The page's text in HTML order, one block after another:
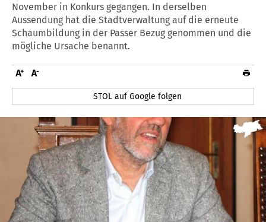
November in Konkurs gegangen. In derselben
Aussendung hat die Stadtverwaltung auf die erneute
Schaumbildung in der Passer Bezug genommen und die
mögliche Ursache benannt.
STOL auf Google folgen